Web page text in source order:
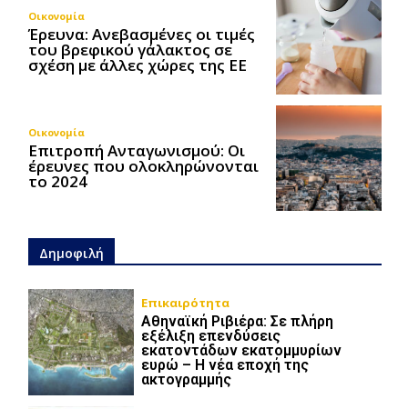
Οικονομία
Έρευνα: Ανεβασμένες οι τιμές
του βρεφικού γάλακτος σε
σχέση με άλλες χώρες της ΕΕ
Οικονομία
Επιτροπή Ανταγωνισμού: Οι
έρευνες που ολοκληρώνονται
το 2024
Δημοφιλή
Επικαιρότητα
Αθηναϊκή Ριβιέρα: Σε πλήρη
εξέλιξη επενδύσεις
εκατοντάδων εκατομμυρίων
ευρώ – Η νέα εποχή της
ακτογραμμής